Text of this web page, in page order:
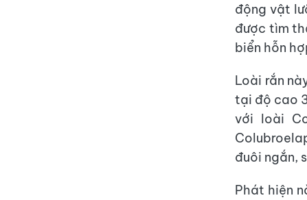
động vật
được tìm
biển hỗn
Loài rắn
tại độ cao
với loài
đuôi ngắn,
Phát hiện